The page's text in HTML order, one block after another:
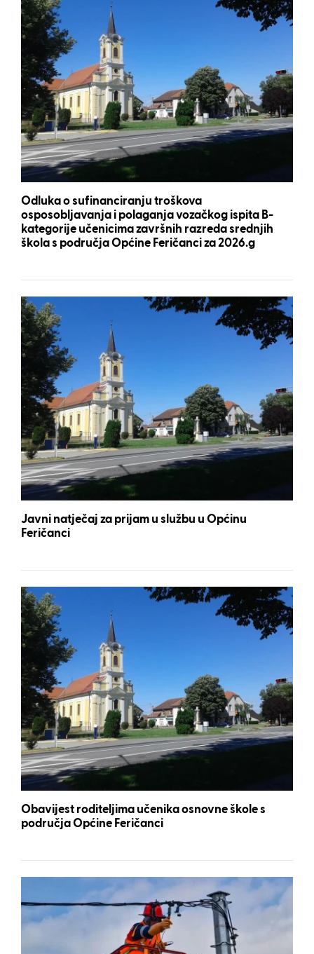
Odluka o sufinanciranju troškova
osposobljavanja i polaganja vozačkog ispita B-
kategorije učenicima završnih razreda srednjih
škola s područja Općine Feričanci za 2026.g
Javni natječaj za prijam u službu u Općinu
Feričanci
Obavijest roditeljima učenika osnovne škole s
područja Općine Feričanci